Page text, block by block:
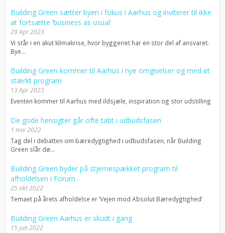
Building Green sætter byen i fokus i Aarhus og inviterer til ikke
at fortsætte ’business as usual’
20 Apr 2023
Vi står i en akut klimakrise, hvor byggeriet har en stor del af ansvaret.
Bye...
Building Green kommer til Aarhus i nye omgivelser og med et
stærkt program
13 Apr 2023
Eventen kommer til Aarhus med ildsjæle, inspiration og stor udstilling
De gode hensigter går ofte tabt i udbudsfasen
1 nov 2022
Tag del i debatten om bæredygtighed i udbudsfasen, når Building
Green slår dø...
Building Green byder på stjernespækket program til
afholdelsen i Forum
25 okt 2022
Temaet på årets afholdelse er ’Vejen mod Absolut Bæredygtighed’
Building Green Aarhus er skudt i gang
15 jun 2022